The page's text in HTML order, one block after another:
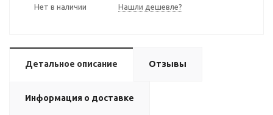
Нет в наличии Нашли дешевле?
Детальное описание Отзывы
Информация о доставке